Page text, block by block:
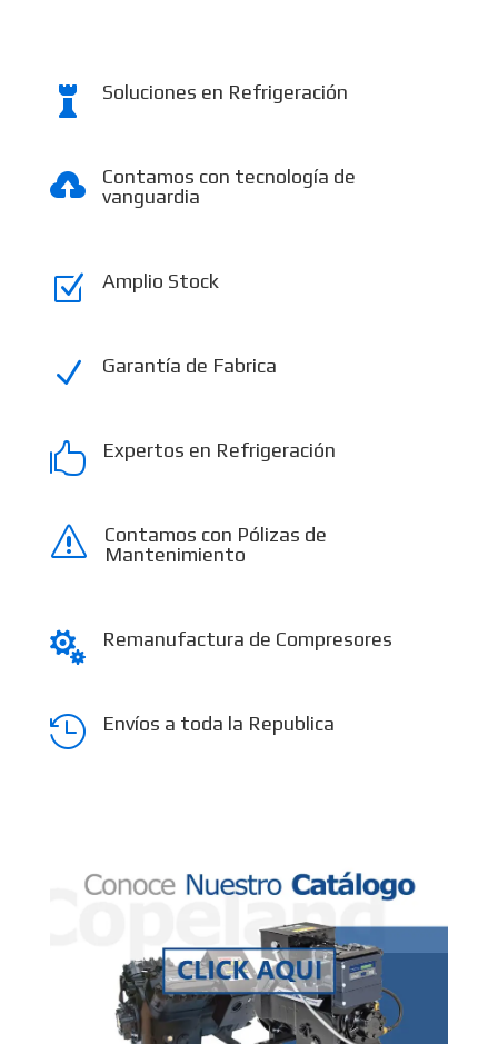
 Soluciones en Refrigeración

Contamos con tecnología de
vanguardia
Z Amplio Stock
N Garantía de Fabrica
 Expertos en Refrigeración
s
Contamos con Pólizas de
Mantenimiento
 Remanufactura de Compresores
 Envíos a toda la Republica